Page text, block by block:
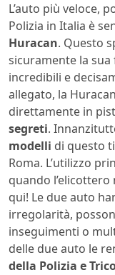
L’auto più veloce,
Polizia in Italia è
Huracan. Questo
sicuramente la
incredibili e
allegato, la
direttamente in
segreti.
modelli di questo
Roma. L’utilizzo
quando
qui! Le due auto
irregolarità,
inseguimenti o
delle due auto le
della Polizia e